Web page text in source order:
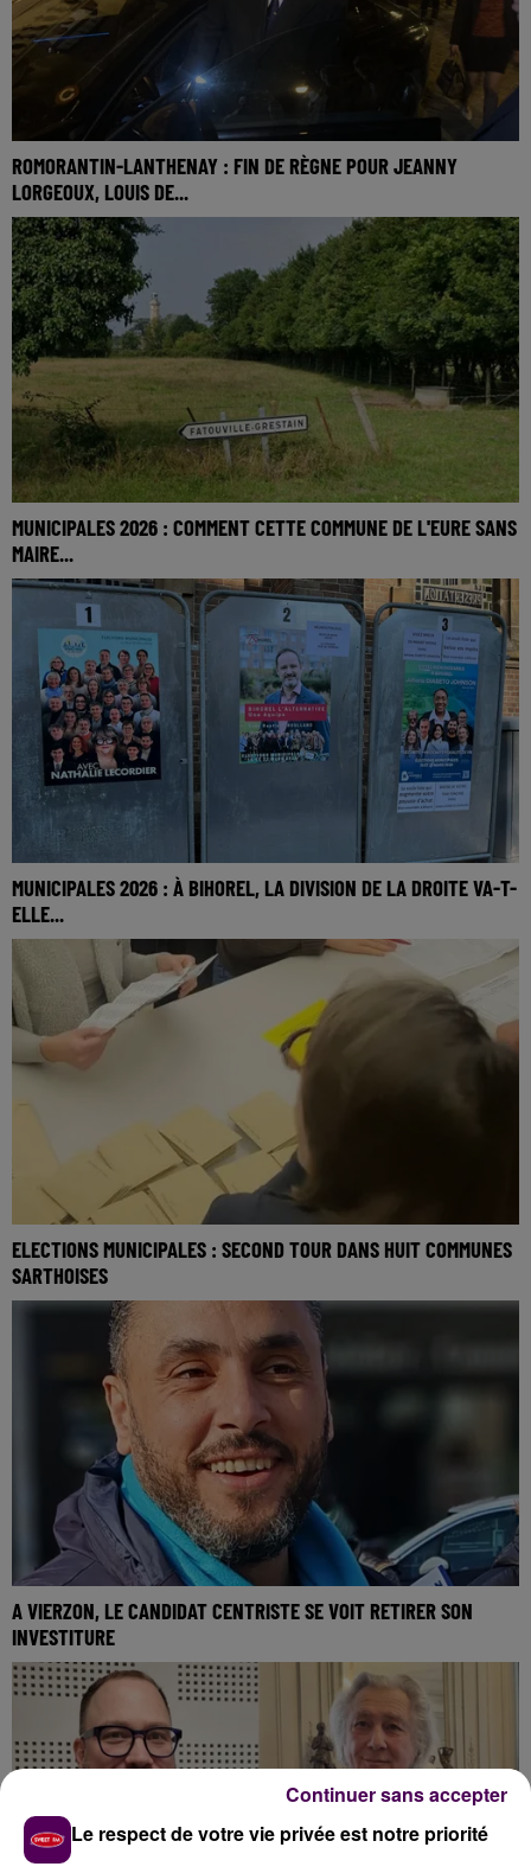
ROMORANTIN-LANTHENAY : FIN DE RÈGNE POUR JEANNY
LORGEOUX, LOUIS DE...
MUNICIPALES 2026 : COMMENT CETTE COMMUNE DE L'EURE SANS
MAIRE...
MUNICIPALES 2026 : À BIHOREL, LA DIVISION DE LA DROITE VA-T-
ELLE...
ELECTIONS MUNICIPALES : SECOND TOUR DANS HUIT COMMUNES
SARTHOISES
A VIERZON, LE CANDIDAT CENTRISTE SE VOIT RETIRER SON
INVESTITURE
Le respect de votre vie privée est notre priorité
Continuer sans accepter